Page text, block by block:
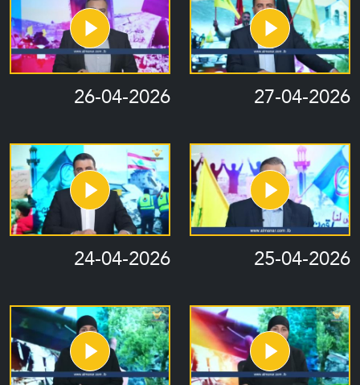
27-04-2026
26-04-2026
25-04-2026
24-04-2026